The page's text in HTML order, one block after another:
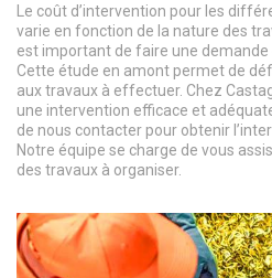
Le coût d’intervention pour les
varie en fonction de la nature des
est important de faire une demande
Cette étude en amont permet de
aux travaux à effectuer. Chez
une intervention efficace et
de nous contacter pour obtenir
Notre équipe se charge de vous
des travaux à organiser.